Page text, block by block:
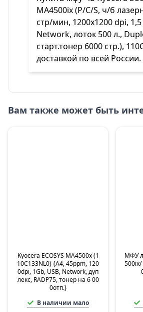
MA4500ix (P/C/S, ч/б
стр/мин, 1200x1200 dpi, 1,5
Network, лоток 500 л.,
старт.тонер 6000 стр.),
доставкой по всей России.
Вам также может быть
Kyocera ECOSYS MA4500x (1
10C133NL0) {А4, 45ppm, 120
0dpi, 1Gb, USB, Network, дуп
лекс, RADP75, тонер на 6 00
0отп.}
В наличии мало
МФУ
500ix/